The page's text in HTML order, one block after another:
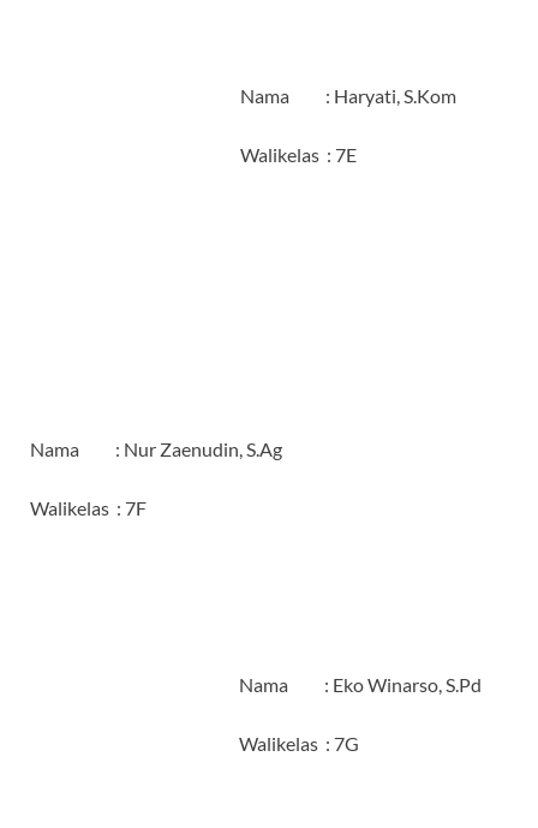
Nama : Haryati, S.Kom
Walikelas : 7E
Nama : Nur Zaenudin, S.Ag
Walikelas : 7F
Nama : Eko Winarso, S.Pd
Walikelas : 7G